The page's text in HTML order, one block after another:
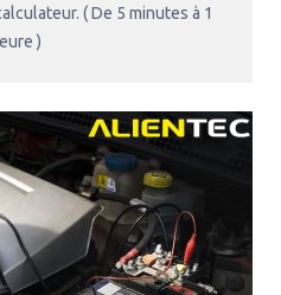
( De 5 minutes à 1
)